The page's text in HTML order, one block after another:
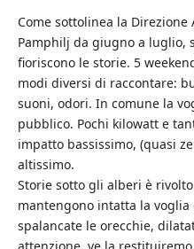
Come sottolinea la Direzione
Pamphilj da giugno a luglio,
fioriscono le storie. 5
modi diversi di raccontare:
suoni, odori. In comune la
pubblico. Pochi kilowatt e
impatto bassissimo, (quasi
altissimo.
Storie sotto gli alberi è
mantengono intatta la
spalancate le orecchie,